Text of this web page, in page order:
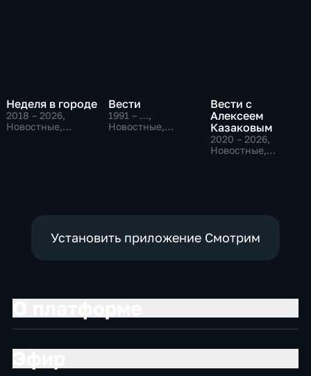
Неделя в городе
2018 – 2026,
Новостные,
Вести
1991 – …,
Новостные,
Вести с
Алексеем
Казаковым
2020 – 2026,
Новостные,
Установить приложение Смотрим